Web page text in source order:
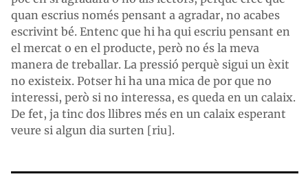
quan escrius només pensant a agradar, no acabes
escrivint bé. Entenc que hi ha qui escriu pensant en
el mercat o en el producte, però no és la meva
manera de treballar. La pressió perquè sigui un èxit
no existeix. Potser hi ha una mica de por que no
interessi, però si no interessa, es queda en un calaix.
De fet, ja tinc dos llibres més en un calaix esperant
veure si algun dia surten [riu].